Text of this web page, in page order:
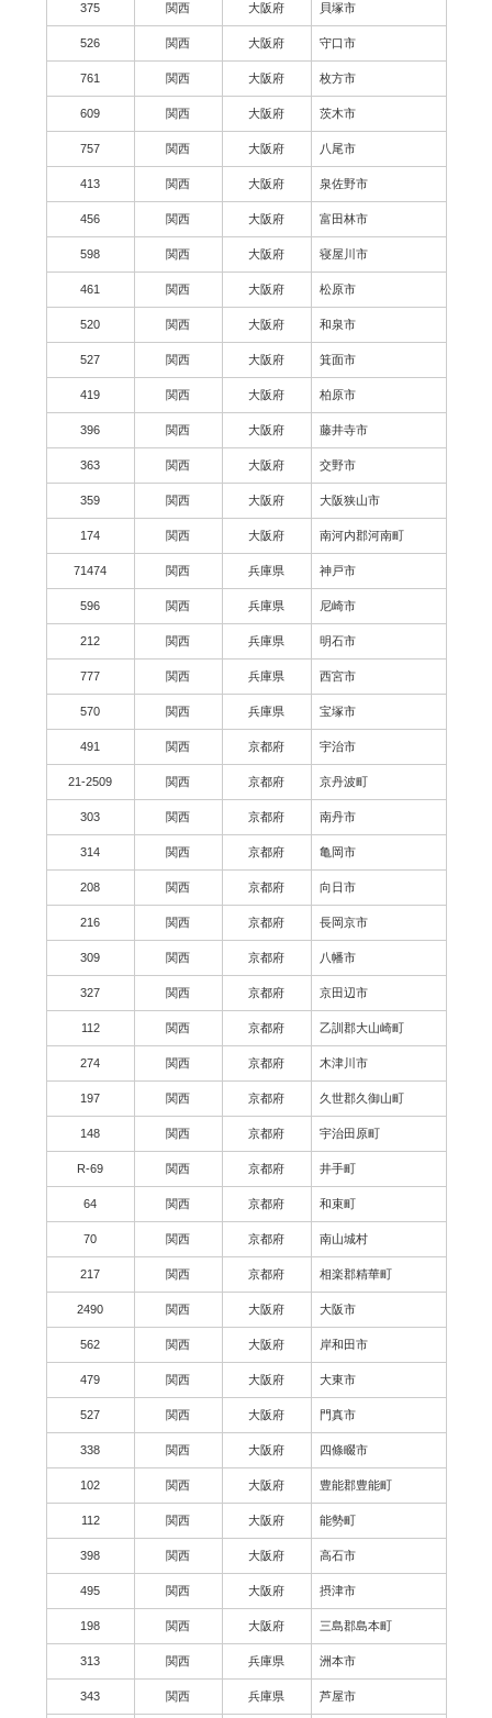
375 関西 大阪府 貝塚市
526 関西 大阪府 守口市
761 関西 大阪府 枚方市
609 関西 大阪府 茨木市
757 関西 大阪府 八尾市
413 関西 大阪府 泉佐野市
456 関西 大阪府 富田林市
598 関西 大阪府 寝屋川市
461 関西 大阪府 松原市
520 関西 大阪府 和泉市
527 関西 大阪府 箕面市
419 関西 大阪府 柏原市
396 関西 大阪府 藤井寺市
363 関西 大阪府 交野市
359 関西 大阪府 大阪狭山市
174 関西 大阪府 南河内郡河南町
71474 関西 兵庫県 神戸市
596 関西 兵庫県 尼崎市
212 関西 兵庫県 明石市
777 関西 兵庫県 西宮市
570 関西 兵庫県 宝塚市
491 関西 京都府 宇治市
21-2509 関西 京都府 京丹波町
303 関西 京都府 南丹市
314 関西 京都府 亀岡市
208 関西 京都府 向日市
216 関西 京都府 長岡京市
309 関西 京都府 八幡市
327 関西 京都府 京田辺市
112 関西 京都府 乙訓郡大山崎町
274 関西 京都府 木津川市
197 関西 京都府 久世郡久御山町
148 関西 京都府 宇治田原町
R-69 関西 京都府 井手町
64 関西 京都府 和束町
70 関西 京都府 南山城村
217 関西 京都府 相楽郡精華町
2490 関西 大阪府 大阪市
562 関西 大阪府 岸和田市
479 関西 大阪府 大東市
527 関西 大阪府 門真市
338 関西 大阪府 四條畷市
102 関西 大阪府 豊能郡豊能町
112 関西 大阪府 能勢町
398 関西 大阪府 高石市
495 関西 大阪府 摂津市
198 関西 大阪府 三島郡島本町
313 関西 兵庫県 洲本市
343 関西 兵庫県 芦屋市